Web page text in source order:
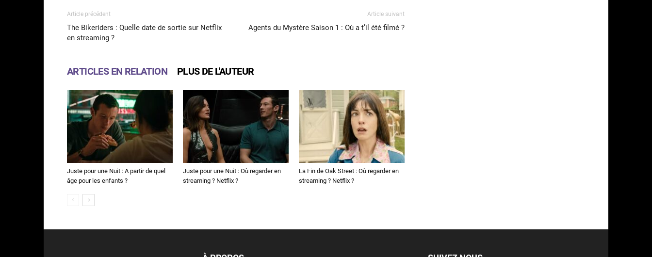
Article précédent
The Bikeriders : Quelle date de sortie sur Netflix
en streaming ?
Article suivant
Agents du Mystère Saison 1 : Où a t’il été filmé ?
ARTICLES EN RELATION PLUS DE L'AUTEUR
Juste pour une Nuit : A partir de quel
âge pour les enfants ?
Juste pour une Nuit : Où regarder en
streaming ? Netflix ?
La Fin de Oak Street : Où regarder en
streaming ? Netflix ?